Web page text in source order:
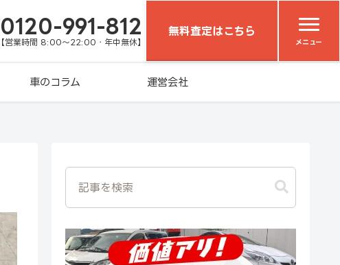
0120-991-812
【営業時間 8:00～22:00・年中無休】
無料査定はこちら
メニュー
車のコラム 運営会社